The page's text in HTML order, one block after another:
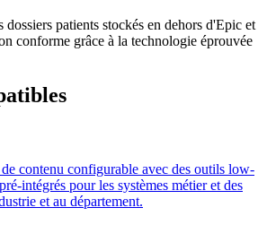
patients stockés en dehors d'Epic et
conforme grâce à la technologie éprouvée
contenu configurable avec des outils low-
intégrés pour les systèmes métier et des
et au département.